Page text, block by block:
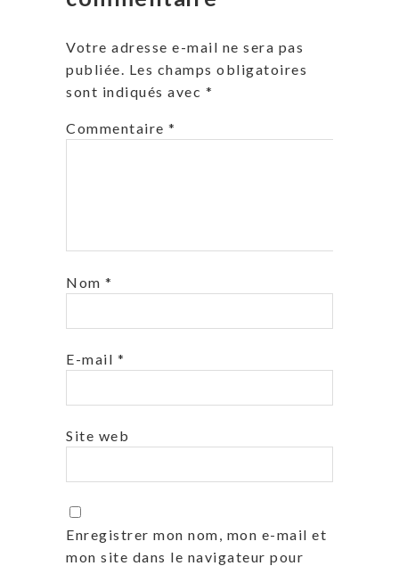
Votre adresse e-mail ne sera pas
publiée. Les champs obligatoires
sont indiqués avec *
Commentaire *
Nom *
E-mail *
Site web
Enregistrer mon nom, mon e-mail et
mon site dans le navigateur pour